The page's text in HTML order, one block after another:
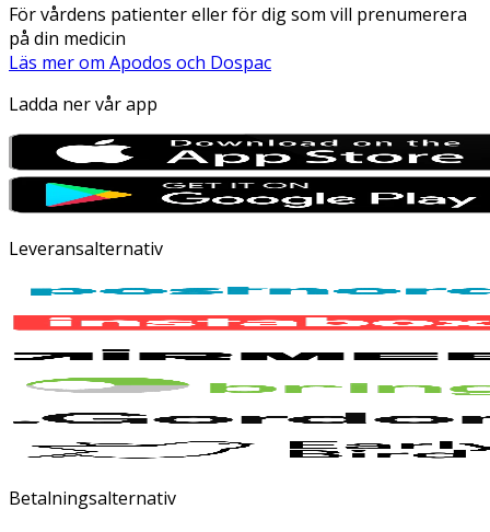
För vårdens patienter eller för dig som vill prenumerera
på din medicin
Läs mer om Apodos och Dospac
Ladda ner vår app
Leveransalternativ
Betalningsalternativ